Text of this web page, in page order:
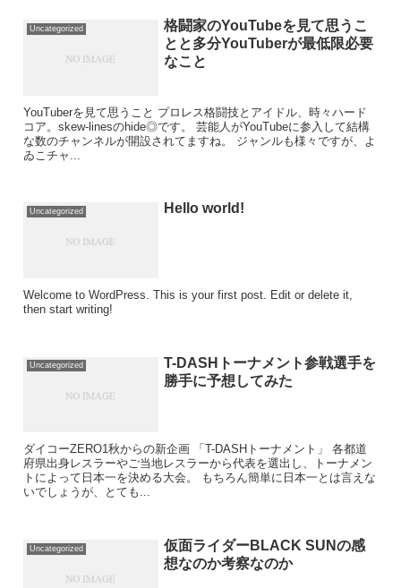
Uncategorized
格闘家のYouTubeを見て思うこ
とと多分YouTuberが最低限必要
なこと
YouTuberを見て思うこと プロレス格闘技とアイドル、時々ハード
コア。skew-linesのhide◎です。 芸能人がYouTubeに参入して結構
な数のチャンネルが開設されてますね。 ジャンルも様々ですが、よ
ゐこチャ...
Uncategorized Hello world!
Welcome to WordPress. This is your first post. Edit or delete it,
then start writing!
Uncategorized
T-DASHトーナメント参戦選手を
勝手に予想してみた
ダイコーZERO1秋からの新企画 「T-DASHトーナメント」 各都道
府県出身レスラーやご当地レスラーから代表を選出し、トーナメン
トによって日本一を決める大会。 もちろん簡単に日本一とは言えな
いでしょうが、とても...
Uncategorized
仮面ライダーBLACK SUNの感
想なのか考察なのか